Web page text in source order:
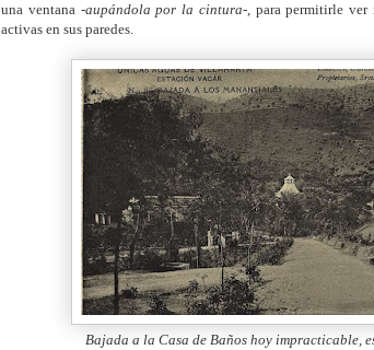
una ventana -aupándola por la cintura-,para permitirle ver
activas en sus paredes.
Bajada a la Casa de Baños hoy impracticable,